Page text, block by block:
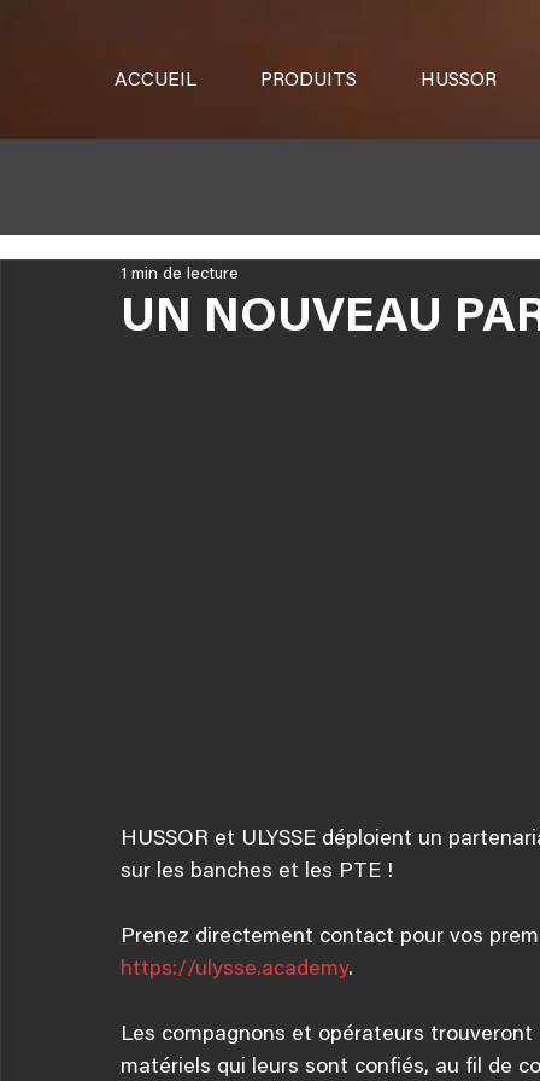
ACCUEIL PRODUITS HUSSOR
UN NOUVEAU
1 min de lecture
HUSSOR et ULYSSE déploient un
sur les banches et les PTE !
Prenez directement contact pour vos
https://ulysse.academy.
Les compagnons et opérateurs
matériels qui leurs sont confiés, au fil de